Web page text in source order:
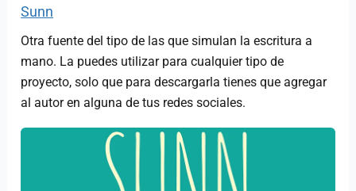
Sunn
Otra fuente del tipo de las que simulan la escritura a
mano. La puedes utilizar para cualquier tipo de
proyecto, solo que para descargarla tienes que agregar
al autor en alguna de tus redes sociales.